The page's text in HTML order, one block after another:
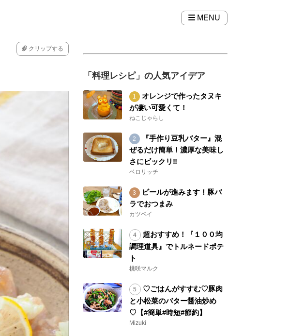
MENU
クリップする
「料理レシピ」の人気アイデア
オレンジで作ったタヌキ
が凄い可愛くて！
ねこじゃらし
『手作り豆乳バター』混
ぜるだけ簡単！濃厚な美味し
さにビックリ‼︎
ベロリッチ
ビールが進みます！豚バ
ラでおつまみ
カツベイ
超おすすめ！『１００均
調理道具』でトルネードポテ
ト
桃咲マルク
♡ごはんがすすむ♡豚肉
と小松菜のバター醤油炒め
♡【#簡単#時短#節約】
Mizuki